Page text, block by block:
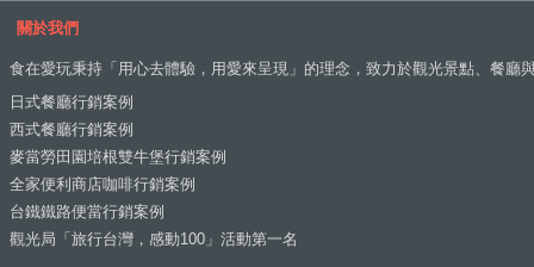
關於我們
食在愛玩秉持「用心去體驗，用愛來呈現」的理念，致力於觀光景點、餐廳
日式餐廳行銷案例
西式餐廳行銷案例
麥當勞田園培根雙牛堡行銷案例
全家便利商店咖啡行銷案例
台鐵鐵路便當行銷案例
觀光局「旅行台灣，感動100」活動第一名